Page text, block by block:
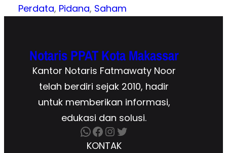
Perdata, Pidana, Saham
Notaris PPAT Kota Makassar
Kantor Notaris Fatmawaty Noor
telah berdiri sejak 2010, hadir
untuk memberikan informasi,
edukasi dan solusi.
WhatsApp Facebook InstagramTwitter
KONTAK